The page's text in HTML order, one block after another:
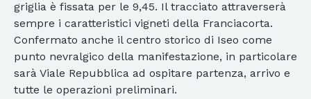
griglia è fissata per le 9,45. Il tracciato attraverserà
sempre i caratteristici vigneti della Franciacorta.
Confermato anche il centro storico di Iseo come
punto nevralgico della manifestazione, in particolare
sarà Viale Repubblica ad ospitare partenza, arrivo e
tutte le operazioni preliminari.